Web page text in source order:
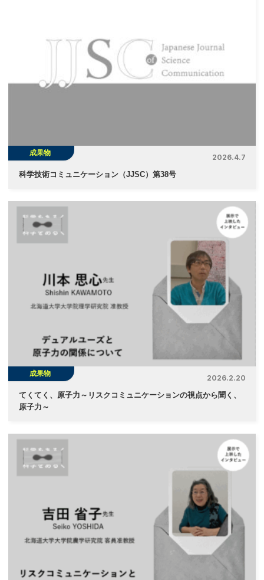
成果物
2026.4.7
科学技術コミュニケーション（JJSC）第38号
成果物
2026.2.20
てくてく、原子力～リスクコミュニケーションの視点から聞く、
原子力～